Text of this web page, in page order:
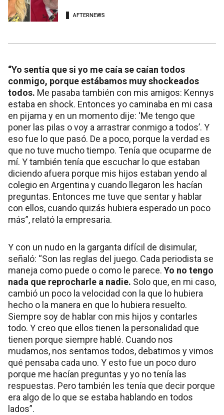
AFTERNEWS
“Yo sentía que si yo me caía se caían todos
conmigo, porque estábamos muy shockeados
todos. Me pasaba también con mis amigos: Kennys
estaba en shock. Entonces yo caminaba en mi casa
en pijama y en un momento dije: ‘Me tengo que
poner las pilas o voy a arrastrar conmigo a todos’. Y
eso fue lo que pasó. De a poco, porque la verdad es
que no tuve mucho tiempo. Tenía que ocuparme de
mí. Y también tenía que escuchar lo que estaban
diciendo afuera porque mis hijos estaban yendo al
colegio en Argentina y cuando llegaron les hacían
preguntas. Entonces me tuve que sentar y hablar
con ellos, cuando quizás hubiera esperado un poco
más”, relató la empresaria.
Y con un nudo en la garganta difícil de disimular,
señaló: “Son las reglas del juego. Cada periodista se
maneja como puede o como le parece. Yo no tengo
nada que reprocharle a nadie. Solo que, en mi caso,
cambió un poco la velocidad con la que lo hubiera
hecho o la manera en que lo hubiera resuelto.
Siempre soy de hablar con mis hijos y contarles
todo. Y creo que ellos tienen la personalidad que
tienen porque siempre hablé. Cuando nos
mudamos, nos sentamos todos, debatimos y vimos
qué pensaba cada uno. Y esto fue un poco duro
porque me hacían preguntas y yo no tenía las
respuestas. Pero también les tenía que decir porque
era algo de lo que se estaba hablando en todos
lados”.